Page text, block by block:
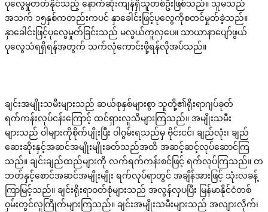
ပုလွေမှုတတ်နိုင်သည့် နောက်ဆုံးကျန်ရှိသူတစ်ဦးဖြစ်သည်။ သူမသည်
အသက် ၁၅နှစ်ကတည်းကပင် နှာခေါင်းဖြင့်ပုလွေကိုစတင်မှုတ်ခဲ့သည်။
နှာခေါင်းဖြင့်ပုလွေမှုတ်ခြင်းသည် မလွယ်ကူလှပေ။ သာယာနာပျော်ဖွယ်
ပုလွေသံရရှိရန်အတွက် သက်လုံကောင်းဖို့ရန်လိုအပ်သည်။
ချင်းအမျိုးသမီးများသည် ဆယ်စုနှစ်များစွာ သူတို့၏ရိုးရာဂျပ်ခုတ်
ရက်ကန်းလုပ်ငန်းကြောင့် ထင်ရှားလူသိများကြသည်။ အမျိုးသမီး
များသည် ဝါများကိုစိုက်ပျိုးပြီး ဝါဂွမ်းရသည်မှ ဗိုင်းငင်၊ ချည်လုံး၊ ချည်
ဆေးဆိုးနှင့်အဆင်အမျိုးမျိုးခတ်သည်အထိ အဆင့်ဆင့်လုပ်ဆောင်ကြ
သည်။ ချင်းချည်ထည်များကို လက်ရက်ကန်းစင်ဖြင့် ရက်လုပ်ကြသည်။ တ
ဘတ်နှင့်စောင်အဆင်အမျိုးမျိုး ရက်လုပ်ရာတွင် အချိန်အားဖြင့် သုံးလခန့်
ကြာမြင့်သည်။ ချင်းရိုးရာဝတ်စုံများသည် အလွန်လှပပြီး မြန်မာနိုင်ငံတစ်
ဝှမ်းတွင်လူကြိုက်များကြသည်။ ချင်းအမျိုးသမီးများသည် အလျားလိုက်၊